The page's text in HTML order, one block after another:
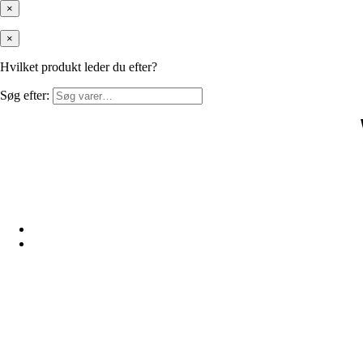
×
×
Hvilket produkt leder du efter?
Søg efter: